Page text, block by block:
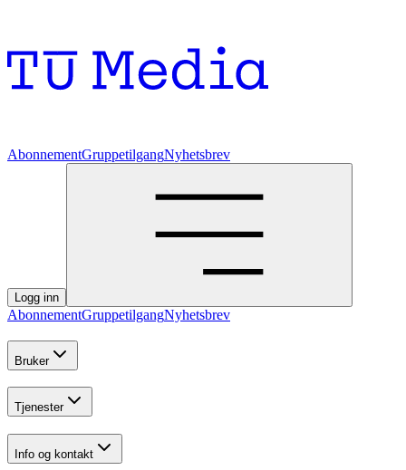
AbonnementGruppetilgangNyhetsbrev
Logg inn
AbonnementGruppetilgangNyhetsbrev
Bruker
Tjenester
Info og kontakt